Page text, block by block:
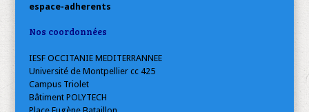
espace-adherents
Nos coordonnées
IESF OCCITANIE MEDITERRANNEE
Université de Montpellier cc 425
Campus Triolet
Bâtiment POLYTECH